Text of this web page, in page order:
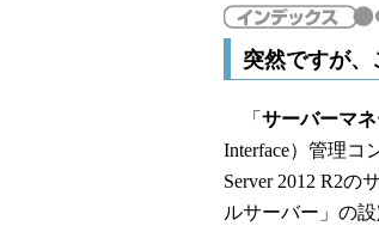
突然ですが、
「 サーバーマ
Interface）管理コ
Server 2012 R2
ルサーバー」の